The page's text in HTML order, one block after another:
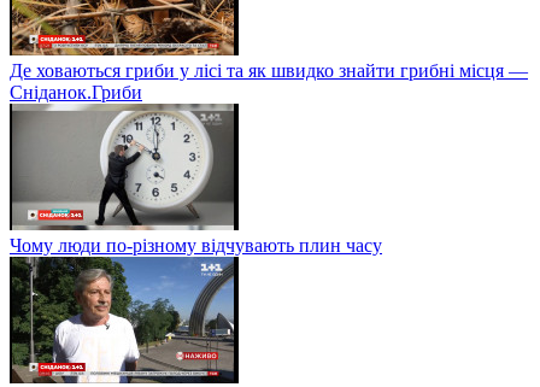
Де ховаються гриби у лісі та як швидко знайти грибні місця —
Сніданок.Гриби
Чому люди по-різному відчувають плин часу